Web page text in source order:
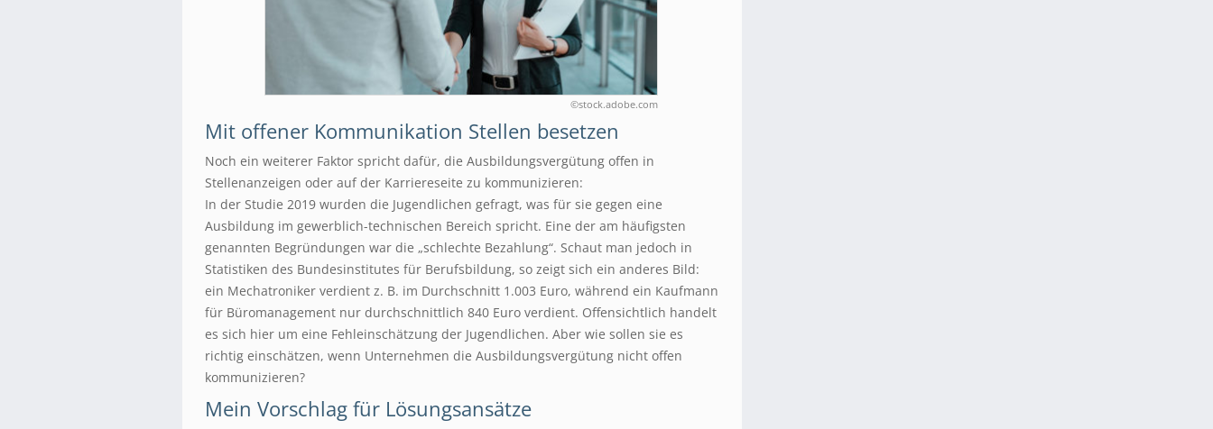
©stock.adobe.com
Mit offener Kommunikation Stellen besetzen
Noch ein weiterer Faktor spricht dafür, die Ausbildungsvergütung offen in
Stellenanzeigen oder auf der Karriereseite zu kommunizieren:
In der Studie 2019 wurden die Jugendlichen gefragt, was für sie gegen eine
Ausbildung im gewerblich-technischen Bereich spricht. Eine der am häufigsten
genannten Begründungen war die „schlechte Bezahlung“. Schaut man jedoch in
Statistiken des Bundesinstitutes für Berufsbildung, so zeigt sich ein anderes Bild:
ein Mechatroniker verdient z. B. im Durchschnitt 1.003 Euro, während ein Kaufmann
für Büromanagement nur durchschnittlich 840 Euro verdient. Offensichtlich handelt
es sich hier um eine Fehleinschätzung der Jugendlichen. Aber wie sollen sie es
richtig einschätzen, wenn Unternehmen die Ausbildungsvergütung nicht offen
kommunizieren?
Mein Vorschlag für Lösungsansätze